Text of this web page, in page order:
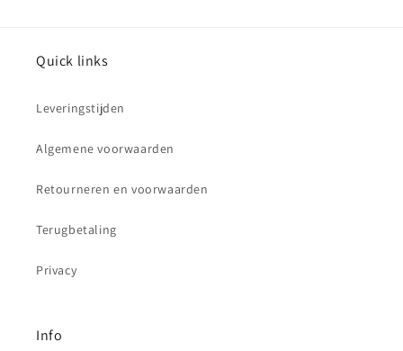
Quick links
Leveringstijden
Algemene voorwaarden
Retourneren en voorwaarden
Terugbetaling
Privacy
Info